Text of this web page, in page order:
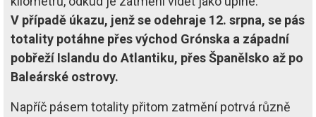
V případě úkazu, jenž se odehraje 12. srpna, se pás
totality potáhne přes východ Grónska a západní
pobřeží Islandu do Atlantiku, přes Španělsko až po
Baleárské ostrovy.
Napříč pásem totality přitom zatmění potrvá různě